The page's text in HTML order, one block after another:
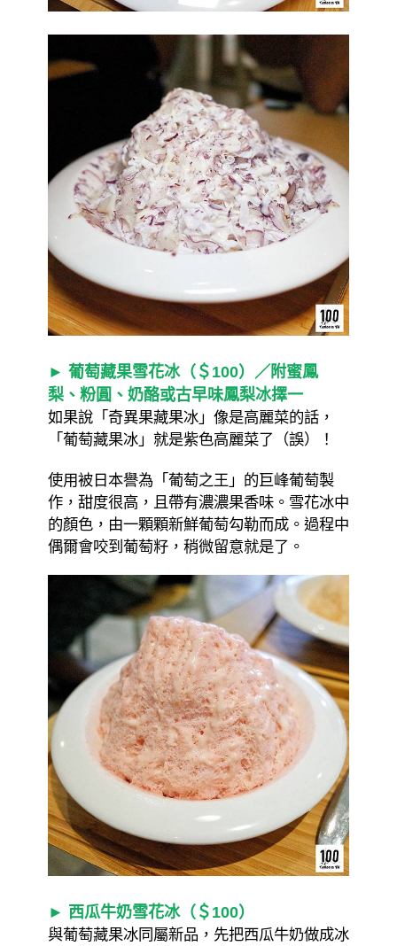
► 葡萄藏果雪花冰（＄100）／附蜜鳳
梨、粉圓、奶酪或古早味鳳梨冰擇一
如果說「奇異果藏果冰」像是高麗菜的話，
「葡萄藏果冰」就是紫色高麗菜了（誤）！
使用被日本譽為「葡萄之王」的巨峰葡萄製
作，甜度很高，且帶有濃濃果香味。雪花冰中
的顏色，由一顆顆新鮮葡萄勾勒而成。過程中
偶爾會咬到葡萄籽，稍微留意就是了。
► 西瓜牛奶雪花冰（＄100）
與葡萄藏果冰同屬新品，先把西瓜牛奶做成冰